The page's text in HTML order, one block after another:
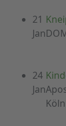
21
Jan
24
Jan
Köln